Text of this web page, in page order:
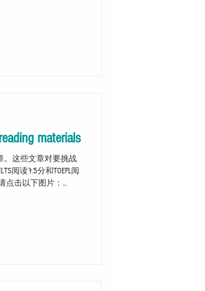
materials
。这些文章对要挑战
阅读7.5分和TOEFL阅
点击以下图片：